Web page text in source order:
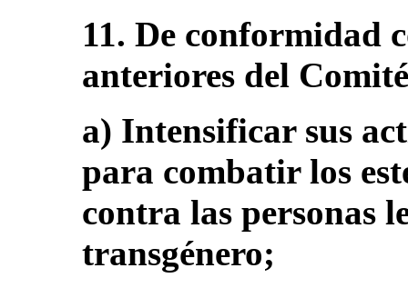
11. De conformidad
anteriores del
a) Intensificar sus
para combatir los
contra las personas
transgénero;